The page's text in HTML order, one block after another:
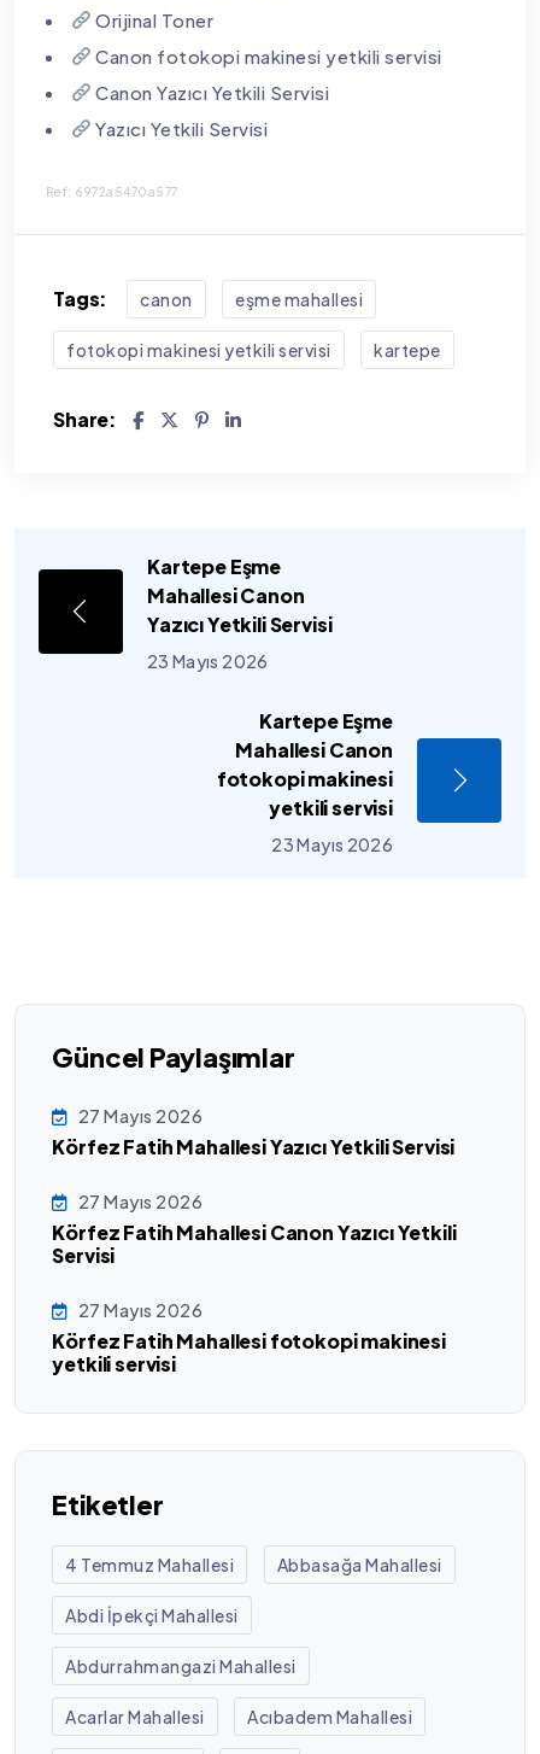
Orijinal Toner
Canon fotokopi makinesi yetkili servisi
Canon Yazıcı Yetkili Servisi
Yazıcı Yetkili Servisi
Ref: 6972a5470a577
Tags: canon eşme mahallesi
fotokopi makinesi yetkili servisi kartepe
Share:
Kartepe Eşme
Mahallesi Canon
Yazıcı Yetkili Servisi
23 Mayıs 2026
Kartepe Eşme
Mahallesi Canon
fotokopi makinesi
yetkili servisi
23 Mayıs 2026
Güncel Paylaşımlar
27 Mayıs 2026
Körfez Fatih Mahallesi Yazıcı Yetkili Servisi
27 Mayıs 2026
Körfez Fatih Mahallesi Canon Yazıcı Yetkili
Servisi
27 Mayıs 2026
Körfez Fatih Mahallesi fotokopi makinesi
yetkili servisi
Etiketler
4 Temmuz Mahallesi Abbasağa Mahallesi
Abdi İpekçi Mahallesi
Abdurrahmangazi Mahallesi
Acarlar Mahallesi Acıbadem Mahallesi